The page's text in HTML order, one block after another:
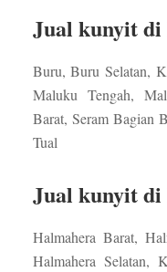
Jual kunyit
Buru, Buru Selatan,
Maluku Tengah,
Barat, Seram Bagian
Tual
Jual kunyit
Halmahera Barat,
Halmahera Selatan,